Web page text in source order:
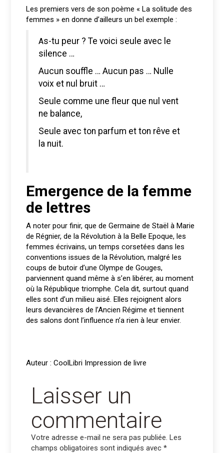
Les premiers vers de son poème « La solitude des
femmes » en donne d’ailleurs un bel exemple :
As-tu peur ? Te voici seule avec le
silence …
Aucun souffle … Aucun pas … Nulle
voix et nul bruit …
Seule comme une fleur que nul vent
ne balance,
Seule avec ton parfum et ton rêve et
la nuit.
Emergence de la femme
de lettres
A noter pour finir, que de Germaine de Staël à Marie
de Régnier, de la Révolution à la Belle Epoque, les
femmes écrivains, un temps corsetées dans les
conventions issues de la Révolution, malgré les
coups de butoir d’une Olympe de Gouges,
parviennent quand même à s’en libérer, au moment
où la République triomphe. Cela dit, surtout quand
elles sont d’un milieu aisé. Elles rejoignent alors
leurs devancières de l’Ancien Régime et tiennent
des salons dont l’influence n’a rien à leur envier.
Auteur : CoolLibri Impression de livre
Laisser un
commentaire
Votre adresse e-mail ne sera pas publiée. Les
champs obligatoires sont indiqués avec*